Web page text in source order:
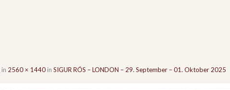
in 2560 × 1440 in SIGUR RÓS – LONDON – 29. September – 01. Oktober 2025